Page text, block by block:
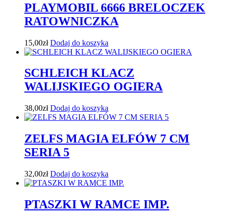
PLAYMOBIL 6666 BRELOCZEK
RATOWNICZKA
15,00zł Dodaj do koszyka
SCHLEICH KLACZ
WALIJSKIEGO OGIERA
38,00zł Dodaj do koszyka
ZELFS MAGIA ELFÓW 7 CM
SERIA 5
32,00zł Dodaj do koszyka
PTASZKI W RAMCE IMP.